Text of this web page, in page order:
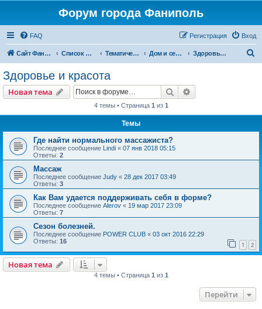
Форум города Фаниполь
FAQ Вход
Регистрация
Сайт Фаниполь OnLine Список форумов Тематические разделы Дом и семья Здоровье и красота
Здоровье и красота
Новая тема Поиск
4 темы • Страница 1 из 1
Темы
Где найти нормального массажиста?
Последнее сообщение Lindi « 07 янв 2018 05:15
Ответы: 2
Массаж
Последнее сообщение Judy « 28 дек 2017 03:49
Ответы: 3
Как Вам удается поддерживать себя в форме?
Последнее сообщение Alerov « 19 мар 2017 23:09
Ответы: 7
Сезон болезней.
Последнее сообщение POWER CLUB « 03 окт 2016 22:29
Ответы: 16 1 2
Новая тема
4 темы • Страница 1 из 1
Перейти